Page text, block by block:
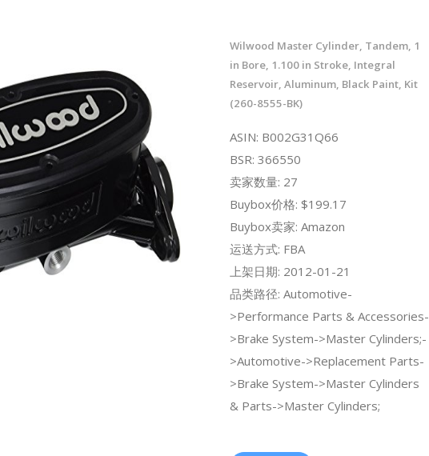
Wilwood Master Cylinder, Tandem, 1
in Bore, 1.100 in Stroke, Integral
Reservoir, Aluminum, Black Paint, Kit
(260-8555-BK)
ASIN: B002G31Q66
BSR: 366550
卖家数量: 27
Buybox价格: $199.17
Buybox卖家: Amazon
运送方式: FBA
上架日期: 2012-01-21
品类路径: Automotive-
>Performance Parts & Accessories-
>Brake System->Master Cylinders;-
>Automotive->Replacement Parts-
>Brake System->Master Cylinders
& Parts->Master Cylinders;